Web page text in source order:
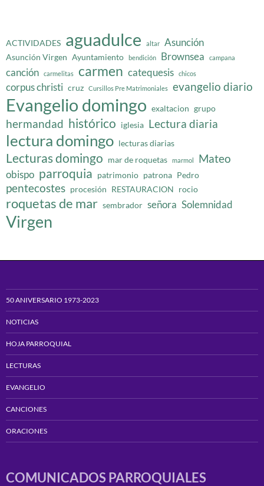
ACTIVIDADES aguadulce altar Asunción
Asunción Virgen Ayuntamiento bendición Brownsea campana
canción carmelitas carmen catequesis chicos
corpus christi cruz Cursillos Pre Matrimoniales evangelio diario
Evangelio domingo exaltacion grupo
hermandad histórico iglesia Lectura diaria
lectura domingo lecturas diarias
Lecturas domingo mar de roquetas marmol Mateo
obispo parroquia patrimonio patrona Pedro
pentecostes procesión RESTAURACION rocio
roquetas de mar sembrador señora Solemnidad
Virgen
50 ANIVERSARIO 1973-2023
NOTICIAS
HOJA PARROQUIAL
LECTURAS
EVANGELIO
CANCIONES
ORACIONES
COMUNICADOS PARROQUIALES